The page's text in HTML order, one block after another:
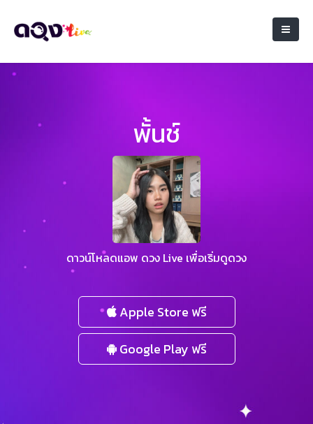
พั้นช์
ดาวน์โหลดแอพ ดวง Live เพื่อเริ่มดูดวง
Apple Store ฟรี
Google Play ฟรี